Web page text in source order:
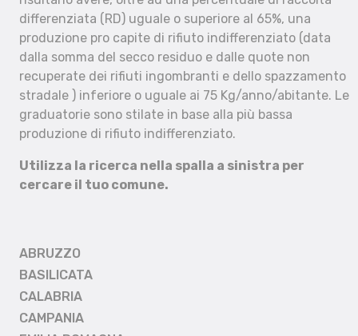
differenziata (RD) uguale o superiore al 65%, una
produzione pro capite di rifiuto indifferenziato (data
dalla somma del secco residuo e dalle quote non
recuperate dei rifiuti ingombranti e dello spazzamento
stradale ) inferiore o uguale ai 75 Kg/anno/abitante. Le
graduatorie sono stilate in base alla più bassa
produzione di rifiuto indifferenziato.
Utilizza la ricerca nella spalla a sinistra per
cercare il tuo comune.
ABRUZZO
BASILICATA
CALABRIA
CAMPANIA